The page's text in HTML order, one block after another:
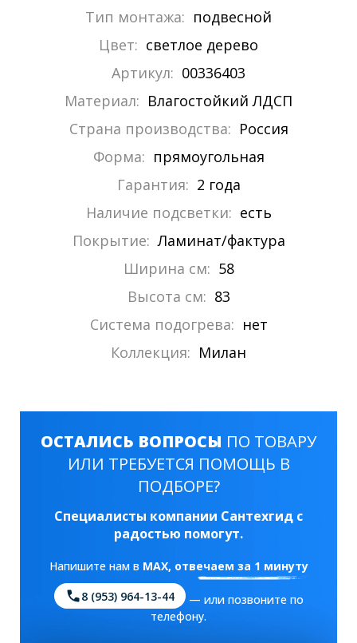
Тип монтажа: подвесной
Цвет: светлое дерево
Артикул: 00336403
Материал: Влагостойкий ЛДСП
Страна производства: Россия
Форма: прямоугольная
Гарантия: 2 года
Наличие подсветки: есть
Покрытие: Ламинат/фактура
Ширина см: 58
Высота см: 83
Система подогрева: нет
Коллекция: Милан
ОСТАЛИСЬ ВОПРОСЫ ПО ТОВАРУ
ИЛИ ТРЕБУЕТСЯ ПОМОЩЬ В
ПОДБОРЕ?
Специалисты компании Сантехгид с
радостью помогут.
Напишите нам в MAX, отвечаем за 1 минуту
8 (953) 964-13-44
— или позвоните по
телефону.